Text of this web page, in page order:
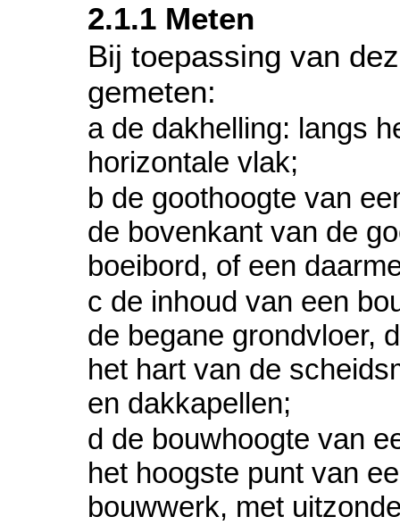
2.1.1 Meten
Bij toepassing van
gemeten:
a de dakhelling: langs
horizontale vlak;
b de goothoogte van
de bovenkant van de
boeibord, of een
c de inhoud van een
de begane grondvloer,
het hart van de
en dakkapellen;
d de bouwhoogte van
het hoogste punt van
bouwwerk, met